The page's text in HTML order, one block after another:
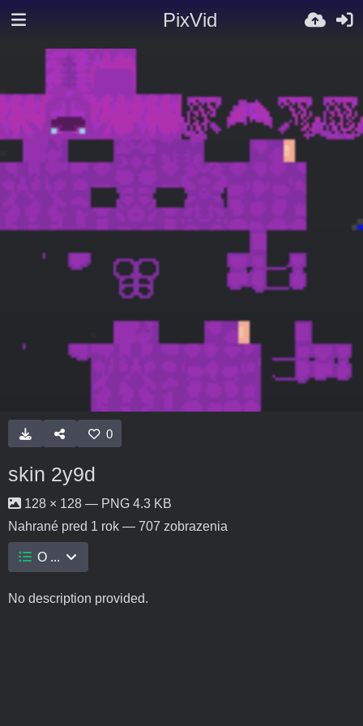
PixVid
0
skin 2y9d
128 × 128 — PNG 4.3 KB
Nahrané pred 1 rok — 707 zobrazenia
O ...
No description provided.